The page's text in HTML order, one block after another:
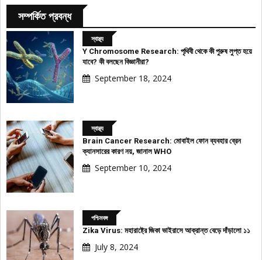
সম্পর্কিত প্রবন্ধ
স্বাস্থ্য
Y Chromosome Research: পৃথিবী থেকে কী পুরুষ লুপ্ত হয়ে
যাবে? কী বলছেন বিজ্ঞানীরা?
September 18, 2024
স্বাস্থ্য
Brain Cancer Research: মোবাইল ফোন ব্যবহার ব্রেন
ক্যানসারের কারণ নয়, জানাল WHO
September 10, 2024
পশ্চিমবঙ্গ
Zika Virus: মহারাষ্ট্রে জিকা ভাইরাসে আক্রান্ত বেড়ে দাঁড়ালো ১১
July 8, 2024